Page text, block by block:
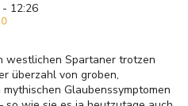
- 12:26
westlichen Spartaner trotzen
überzahl von groben,
Glaubenssymptomen